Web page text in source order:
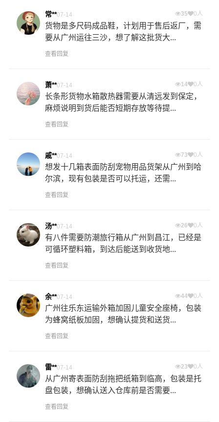
常**07-14 35 0人
货物是多尺码成品鞋，计划用于售后返厂，需
要从广州运往三沙，想了解这批货大...
查看回复
萧**07-14 14 0人
长条形货物水箱散热器需要从清远发到保定，
麻烦说明到货后能否短期存放等待提...
查看回复
戚**07-14 73 0人
想发十几箱表面防刮宠物用品货架从广州到哈
尔滨，现有包装是否可以托运，还需...
查看回复
汤**07-14 26 0人
有八件需要防潮旅行箱从广州到昌江，已经是
可循环塑料箱，到达后能送到收货地...
查看回复
余**07-14 44 0人
广州往乐东运输外箱加固儿童安全座椅，包装
为蜂窝纸板加固，想确认提货和送货...
查看回复
雷**07-14 23 0人
从广州寄表面防刮拖把纸箱到临高，包装是托
盘包装，想确认送入仓库前是否需要...
查看回复